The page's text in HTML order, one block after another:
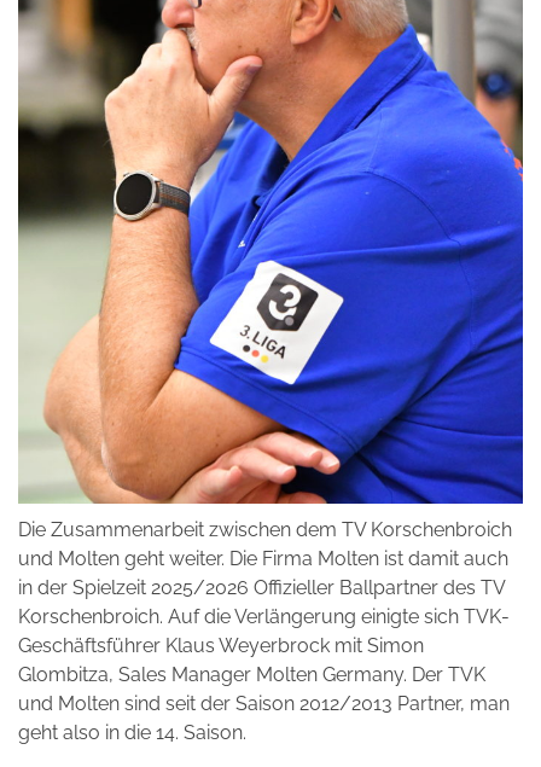
Die Zusammenarbeit zwischen dem TV Korschenbroich
und Molten geht weiter. Die Firma Molten ist damit auch
in der Spielzeit 2025/2026 Offizieller Ballpartner des TV
Korschenbroich. Auf die Verlängerung einigte sich TVK-
Geschäftsführer Klaus Weyerbrock mit Simon
Glombitza, Sales Manager Molten Germany. Der TVK
und Molten sind seit der Saison 2012/2013 Partner, man
geht also in die 14. Saison.